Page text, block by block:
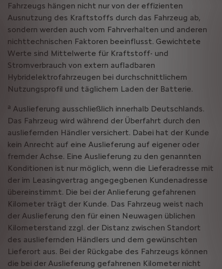
Fahrzeugs hängen nicht nur von der effizienten
Ausnutzung des Kraftstoffs durch das Fahrzeug ab,
sondern werden auch vom Fahrverhalten und anderen
nichttechnischen Faktoren beeinflusst. Gewichtete
Werte sind Mittelwerte für Kraftstoff- und
Stromverbrauch von extern aufladbaren
Hybridelektrofahrzeugen bei durchschnittlichem
Nutzungsprofil und täglichem Laden der Batterie.
a Auslieferung ausschließlich innerhalb Deutschlands.
Das Fahrzeug wird während der Überfahrt durch den
ausliefernden Händler versichert. Dabei hat der Kunde
kein Anrecht auf eine Auslieferung auf eigener oder
fremder Achse. Eine Auslieferung zu den genannten
Konditionen ist nur möglich, wenn die Lieferadresse mit
der im Leasingvertrag angegegbenen Kundenadresse
übereinstimmt. Die bei der Anlieferung gefahrenen
Kilometer trägt der Kunde. Das Fahrzeug weist nach
der Auslieferung den für einen Neuwagen üblichen
Kilometerstand zzgl. der Distanz zwischen Standort
des ausliefernden Händlers und dem gewünschten
Lieferort aus. Bei der Rückgabe des Fahrzeugs können
die bei der Auslieferung gefahrenen Kilometer nicht